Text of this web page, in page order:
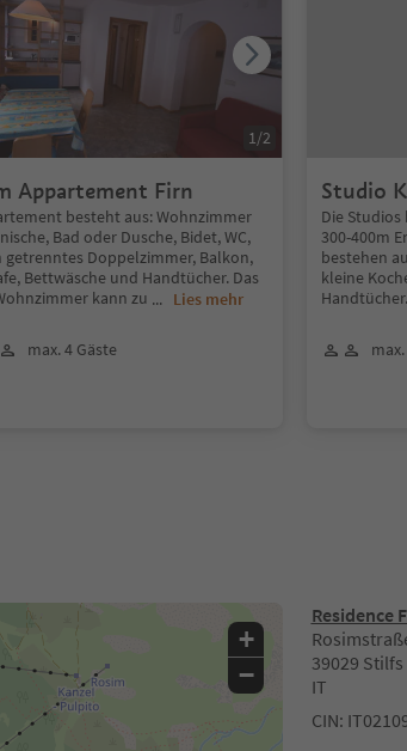
Appartement Firn
besteht aus: Wohnzimmer
Bad oder Dusche, Bidet, WC,
getrenntes Doppelzimmer, Balkon,
Bettwäsche und Handtücher. Das
kann zu ... Lies mehr
max. 4 Gäste
1/2
Studio
Die Studios
300-400m
bestehen
kleine
Residence
39029 Stilfs
IT
CIN:
+
−